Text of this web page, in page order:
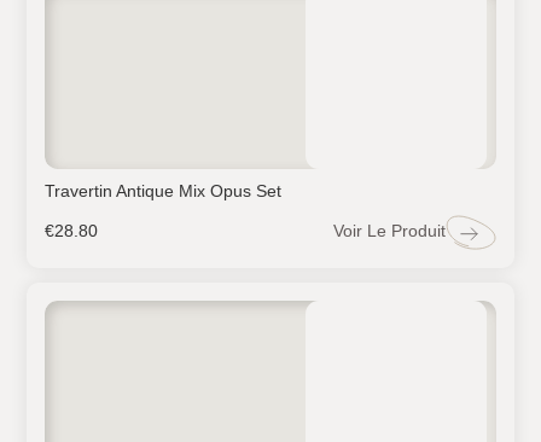
Travertin Antique Mix Opus Set
€28.80 Voir Le Produit